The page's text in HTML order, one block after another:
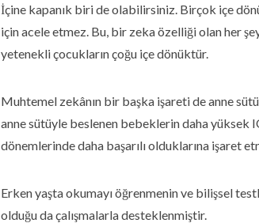
İçine kapanık biri de olabilirsiniz. Birçok içe
için acele etmez. Bu, bir zeka özelliği olan her
yetenekli çocukların çoğu içe dönüktür.
Muhtemel zekânın bir başka işareti de anne
anne sütüyle beslenen bebeklerin daha yüksek
dönemlerinde daha başarılı olduklarına işaret
Erken yaşta okumayı öğrenmenin ve bilişsel
olduğu da çalışmalarla desteklenmiştir.